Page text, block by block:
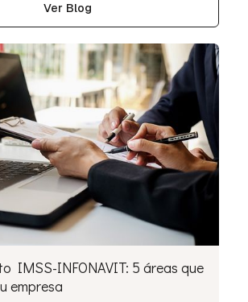
Ver Blog
IMSS-INFONAVIT: 5 áreas que
empresa